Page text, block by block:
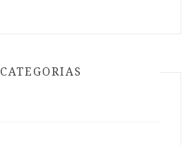
CATEGORIAS